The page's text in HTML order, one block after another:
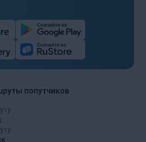
попутчиков